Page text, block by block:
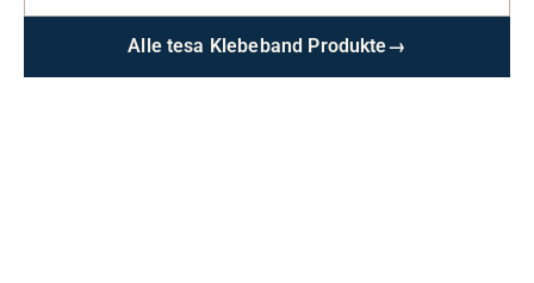
Alle tesa Klebeband Produkte→